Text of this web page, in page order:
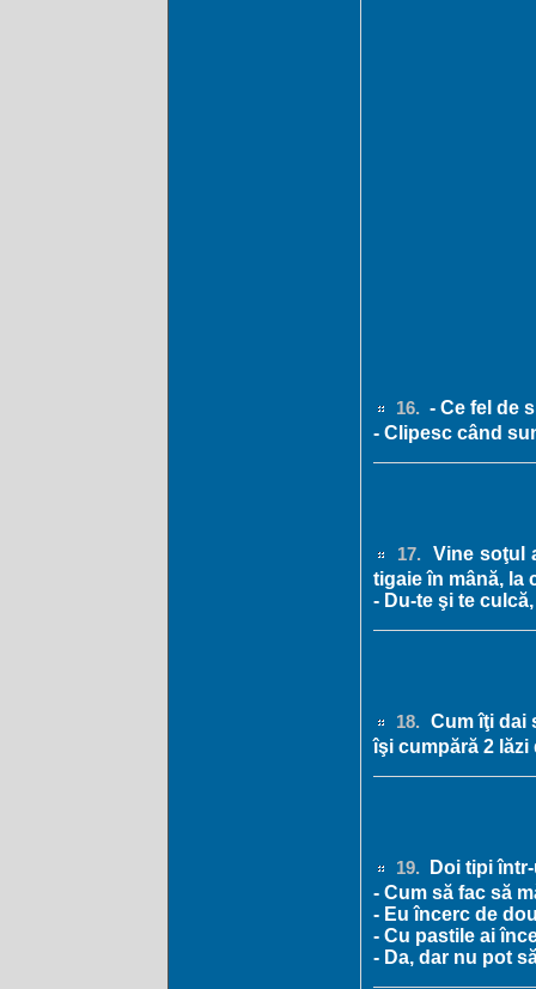
16. - Ce fel de
- Clipesc când
17.
Vine soţul
tigaie în mână, la
- Du-te şi te
18. Cum îţi dai
îşi cumpără 2 lăzi
19. Doi tipi
- Cum să fac să
- Eu încerc de
- Cu pastile ai
- Da, dar nu pot